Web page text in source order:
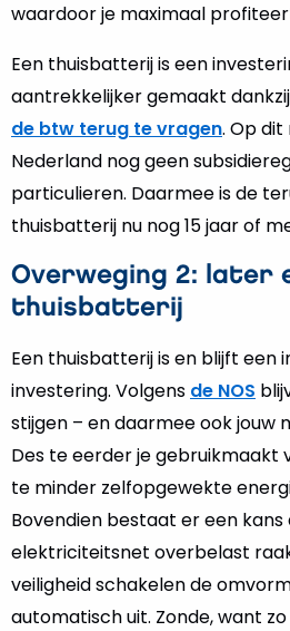
waardoor je maximaal
Een thuisbatterij is een
aantrekkelijker gemaakt
de btw terug te vragen. Op
Nederland nog geen
particulieren. Daarmee is de
thuisbatterij nu nog 15 jaar of
Overweging 2: later
thuisbatterij
Een thuisbatterij is en blijft een
investering. Volgens de NOS
stijgen – en daarmee ook jouw
Des te eerder je gebruikmaakt
te minder zelfopgewekte
Bovendien bestaat er een
elektriciteitsnet overbelast
veiligheid schakelen de
automatisch uit. Zonde, want